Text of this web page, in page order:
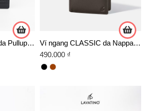
Ví ngang VICTORY da Pullup cao cấp Ví ngang CLASSIC da Nappa cao cấp
490.000 ₫